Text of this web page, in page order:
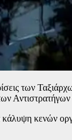
των
κενών